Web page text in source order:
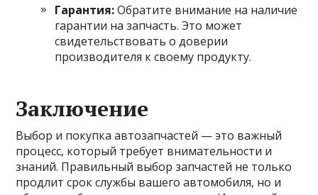
Гарантия:Обратите внимание на наличие
гарантии на запчасть. Это может
свидетельствовать о доверии
производителя к своему продукту.
Заключение
Выбор и покупка автозапчастей — это важный
процесс, который требует внимательности и
знаний. Правильный выбор запчастей не только
продлит срок службы вашего автомобиля, но и